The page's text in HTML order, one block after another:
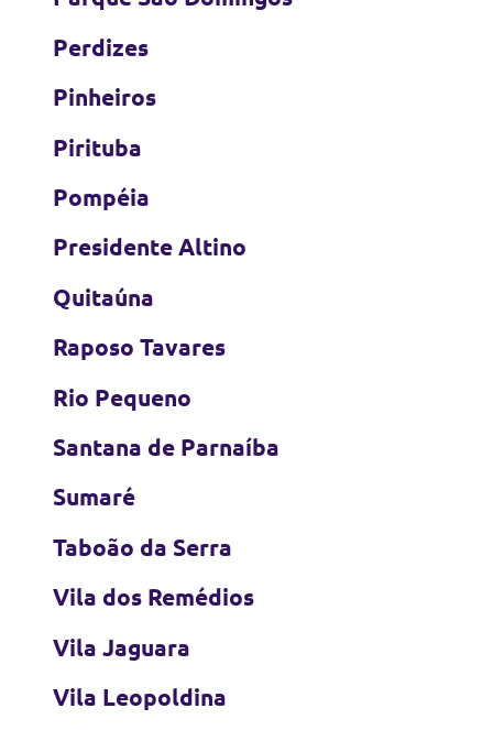
Perdizes
Pinheiros
Pirituba
Pompéia
Presidente Altino
Quitaúna
Raposo Tavares
Rio Pequeno
Santana de Parnaíba
Sumaré
Taboão da Serra
Vila dos Remédios
Vila Jaguara
Vila Leopoldina